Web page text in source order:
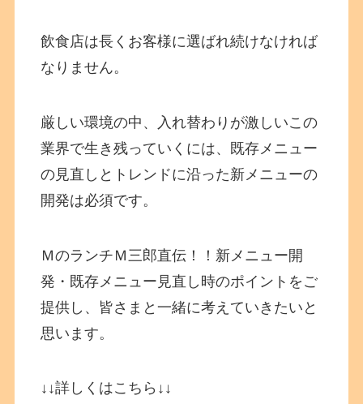
飲食店は長くお客様に選ばれ続けなければ
なりません。
厳しい環境の中、入れ替わりが激しいこの
業界で生き残っていくには、既存メニュー
の見直しとトレンドに沿った新メニューの
開発は必須です。
ＭのランチＭ三郎直伝！！新メニュー開
発・既存メニュー見直し時のポイントをご
提供し、皆さまと一緒に考えていきたいと
思います。
↓↓詳しくはこちら↓↓